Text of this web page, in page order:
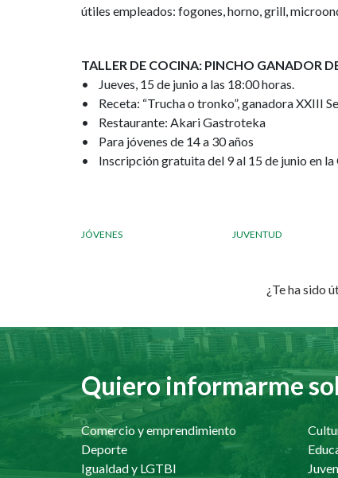
útiles empleados: fogones, horno, grill,
TALLER DE COCINA: PINCHO GANADOR
• Jueves, 15 de junio a las 18:00 horas.
• Receta: “Trucha o tronko”, ganadora XXIII
• Restaurante: Akari Gastroteka
• Para jóvenes de 14 a 30 años
• Inscripción gratuita del 9 al 15 de junio en la
JÓVENES JUVENTUD
¿Te ha sido
Quiero informarme
Comercio y emprendimiento
Deporte
Igualdad y LGTBI